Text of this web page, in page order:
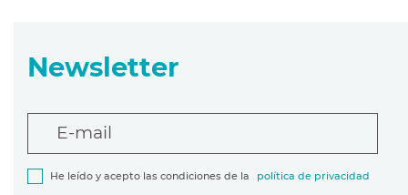
Newsletter
E-mail
He leído y acepto las condiciones de la política de privacidad